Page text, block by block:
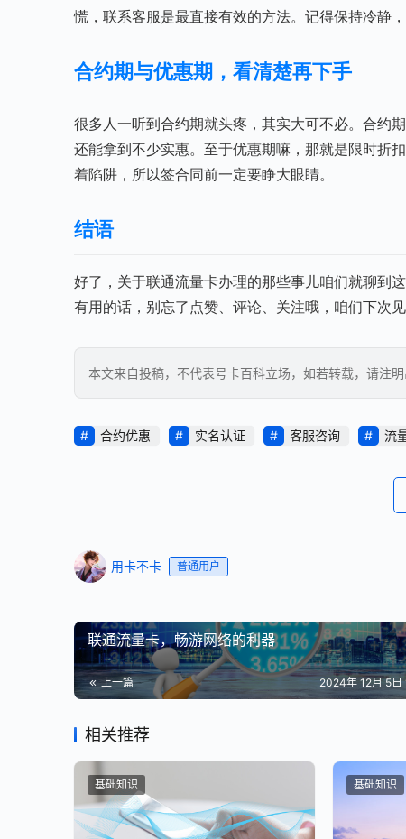
慌，联系客服是最直接有效的方法。记得保持冷静
合约期与优惠期，看清楚再下手
很多人一听到合约期就头疼，其实大可不必。合约
还能拿到不少实惠。至于优惠期嘛，那就是限时折
着陷阱，所以签合同前一定要睁大眼睛。
结语
好了，关于联通流量卡办理的那些事儿咱们就聊到
有用的话，别忘了点赞、评论、关注哦，咱们下次
本文来自投稿，不代表号卡百科立场，如若转载，请
合约优惠 实名认证 客服咨询 流
用卡不卡 普通用户
联通流量卡，畅游网络的利器
上一篇 2024年 12月 5日
相关推荐
基础知识 基础知识